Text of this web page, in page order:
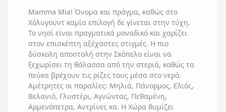
Mamma Mia! Όνομα και πράγμα, καθώς στο
Χόλυγουντ καμία επιλογή δε γίνεται στην τύχη.
Το νησί είναι πραγματικά μοναδικό και χαρίζει
στον επισκέπτη αξέχαστες στιγμές. Η πιο
δύσκολη αποστολή στην Σκόπελο είναι να
ξεχωρίσει τη θάλασσα από την στεριά, καθώς τα
πεύκα βρέχουν τις ρίζες τους μέσα στο νερό.
Αμέτρητες οι παραλίες: Μηλιά, Πάνορμος, Ελιός,
Βελανιό, Γλυστέρι, Αγνώντας, Πεθαμένη,
Αρμενόπετρα, Αντρίνες κα. Η Χώρα θυμίζει